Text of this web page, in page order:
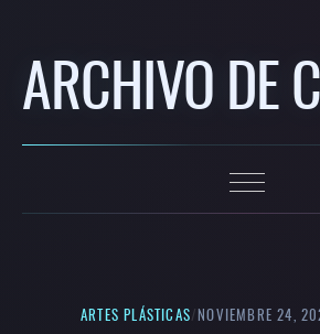
ARCHIVO DE
ARTES PLÁSTICAS/NOVIEMBRE 24,